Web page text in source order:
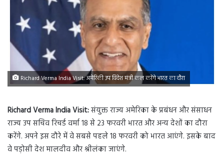
Richard Verma India Visit: अमेरिकी उप विदेश मंत्री कल करेंगे भारत का दौरा
Richard Verma India Visit:संयुक्त राज्य अमेरिका के प्रबंधन और संसाधन
राज्य उप सचिव रिचर्ड वर्मा 18 से 23 फरवरी भारत और अन्य देशों का दौरा
करेंगे. अपने इस दौरे में वे सबसे पहले 18 फरवरी को भारत आएंगे. इसके बाद
वे पड़ोसी देश मालदीव और श्रीलंका जाएंगे.